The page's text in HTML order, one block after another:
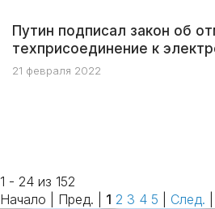
Путин подписал закон об
техприсоединение к
21 февраля 2022
1 - 24 из 152
Начало | Пред. | 1 2 3 4 5 След.